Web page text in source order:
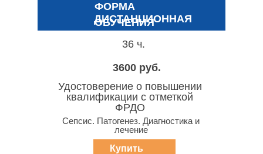
ФОРМА
ОБУЧЕНИЯ
ДИСТАНЦИОННАЯ
Сепсис. Патогенез. Диагностика и
лечение
Удостоверение о повышении
квалификации с отметкой
ФРДО
36 ч.
3600 руб.
Купить